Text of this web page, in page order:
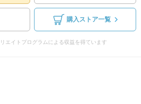
購入ストア一覧
エイトプログラムによる収益を得ています